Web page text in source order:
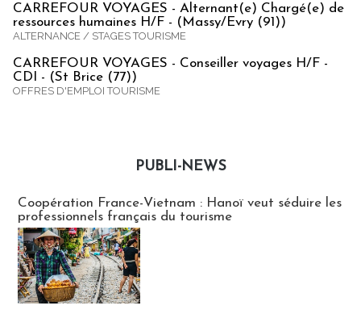
CARREFOUR VOYAGES - Alternant(e) Chargé(e) de
ressources humaines H/F - (Massy/Evry (91))
ALTERNANCE / STAGES TOURISME
CARREFOUR VOYAGES - Conseiller voyages H/F -
CDI - (St Brice (77))
OFFRES D'EMPLOI TOURISME
PUBLI-NEWS
Coopération France-Vietnam : Hanoï veut séduire les
professionnels français du tourisme